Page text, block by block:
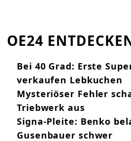
OE24
Bei 40 Grad: Erste
verkaufen Lebkuchen
Mysteriöser Fehler
Triebwerk aus
Signa-Pleite: Benko
Gusenbauer schwer